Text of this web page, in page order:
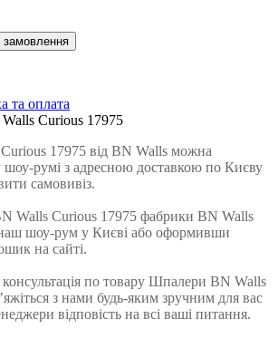
та оплата
Curious 17975
17975 від BN Walls можна
румі з адресною доставкою по Києву
самовивіз.
Walls Curious 17975 фабрики BN Walls
шоу-рум у Києві або оформивши
на сайті.
по товару Шпалери BN Walls
з нами будь-яким зручним для вас
відповість на всі ваші питання.